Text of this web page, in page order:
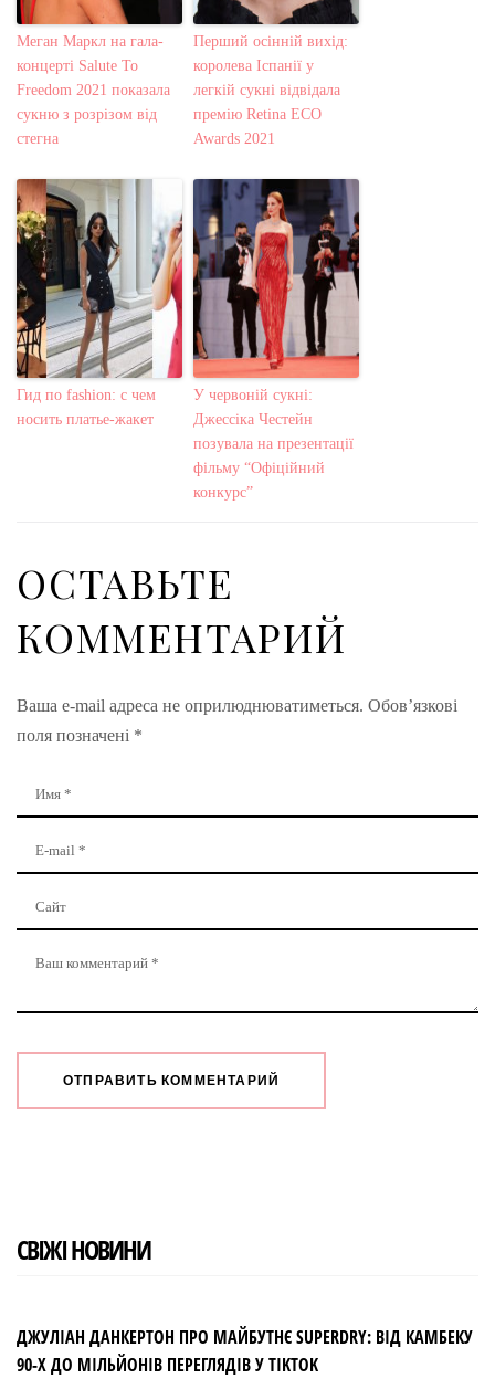
Меган Маркл на гала-
концерті Salute To
Freedom 2021 показала
сукню з розрізом від
стегна
Перший осінній вихід:
королева Іспанії у
легкій сукні відвідала
премію Retina ECO
Awards 2021
Гид по fashion: с чем
носить платье-жакет
У червоній сукні:
Джессіка Честейн
позувала на презентації
фільму “Офіційний
конкурс”
ОСТАВЬТЕ
КОММЕНТАРИЙ
Ваша e-mail адреса не оприлюднюватиметься. Обов’язкові
поля позначені *
СВІЖІ НОВИНИ
ДЖУЛІАН ДАНКЕРТОН ПРО МАЙБУТНЄ SUPERDRY: ВІД КАМБЕКУ
90-Х ДО МІЛЬЙОНІВ ПЕРЕГЛЯДІВ У TIKTOK